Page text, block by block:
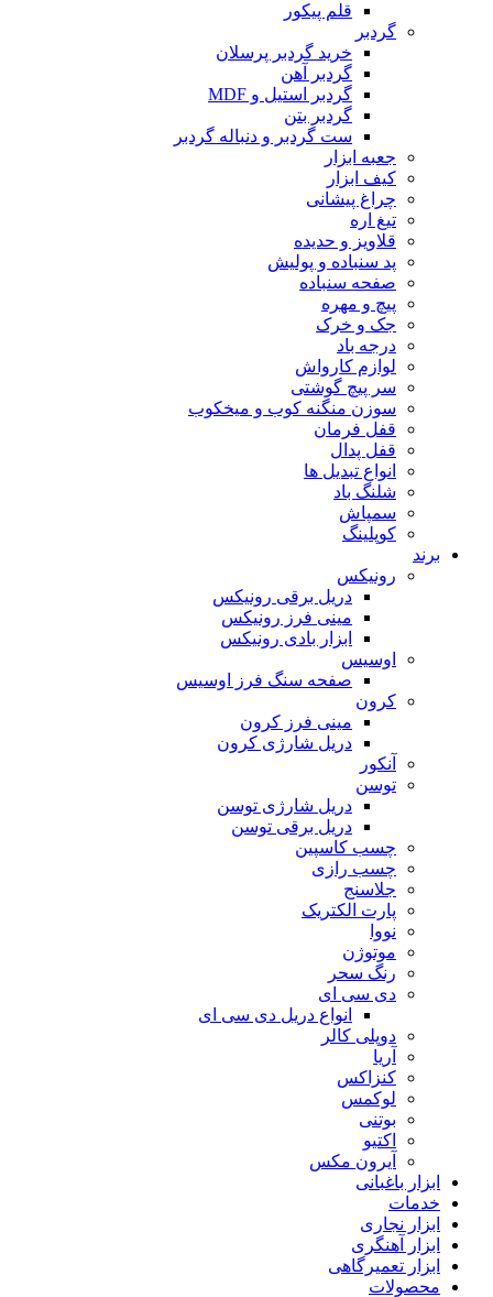
قلم پیکور
گردبر
خرید گردبر پرسلان
گردبر آهن
گردبر استیل و MDF
گردبر بتن
ست گردبر و دنباله گردبر
جعبه ابزار
کیف ابزار
چراغ پیشانی
تیغ اره
قلاویز و حدیده
پد سنباده و پولیش
صفحه سنباده
پیچ و مهره
جک و خرک
درجه باد
لوازم کارواش
سر پیچ گوشتی
سوزن منگنه کوب و میخکوب
قفل فرمان
قفل پدال
انواع تبدیل ها
شلنگ باد
سمپاش
کوپلینگ
برند
رونیکس
دریل برقی رونیکس
مینی فرز رونیکس
ابزار بادی رونیکس
اوسیس
صفحه سنگ فرز اوسیس
کرون
مینی فرز کرون
دریل شارژی کرون
آنکور
توسن
دریل شارژی توسن
دریل برقی توسن
چسب کاسپین
چسب رازی
جلاسنج
پارت الکتریک
نووا
موتوژن
رنگ سحر
دی سی ای
انواع دریل دی سی ای
دوپلی کالر
آریا
کنزاکس
لوکمس
بوتنی
اکتیو
آیرون مکس
ابزار باغبانی
خدمات
ابزار نجاری
ابزار آهنگری
ابزار تعمیرگاهی
محصولات